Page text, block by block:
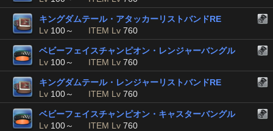
キングダムテール・アタッカーリストバンドRE
Lv 100～ ITEM Lv 760
ベビーフェイスチャンピオン・レンジャーバングル
Lv 100～ ITEM Lv 760
キングダムテール・レンジャーリストバンドRE
Lv 100～ ITEM Lv 760
ベビーフェイスチャンピオン・キャスターバングル
Lv 100～ ITEM Lv 760